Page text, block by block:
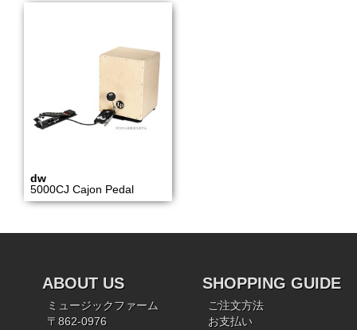
dw
5000CJ Cajon Pedal
ABOUT US
ミュージックファーム
〒862-0976
SHOPPING GUIDE
ご注文方法
お支払い